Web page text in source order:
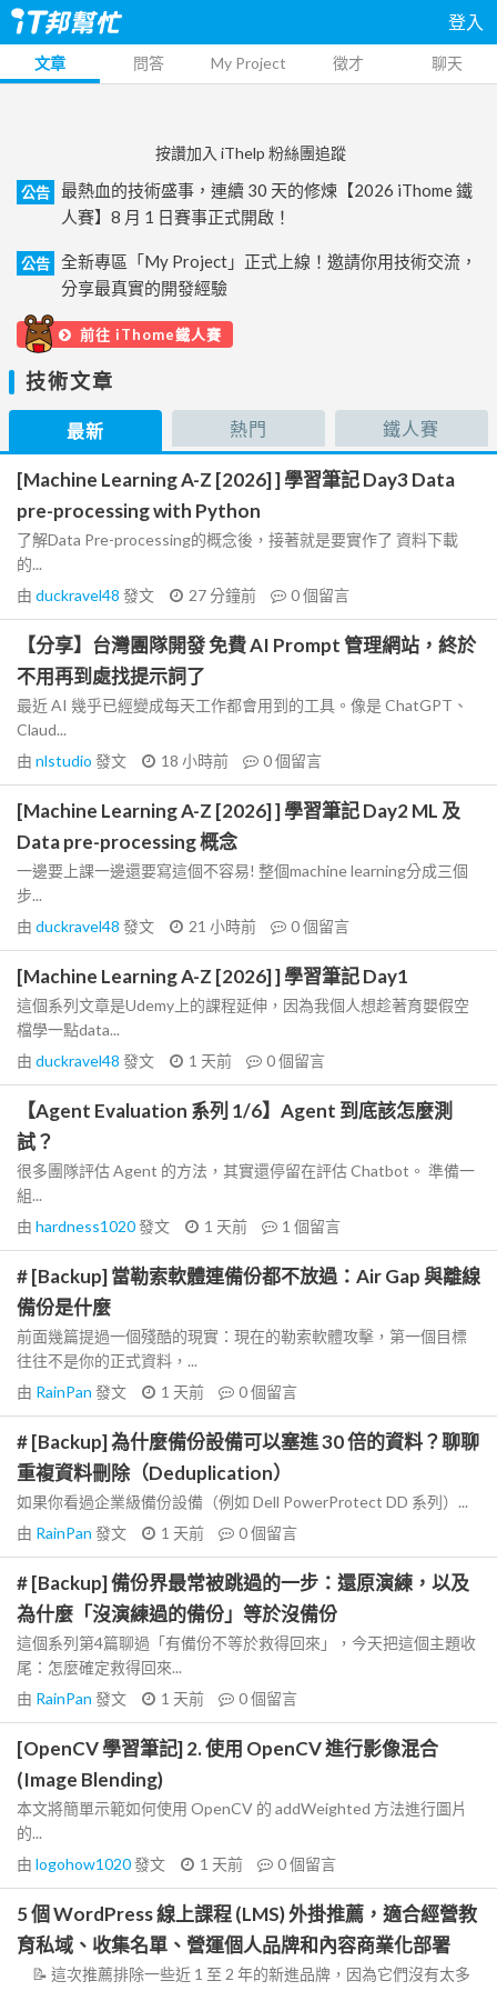
登入
文章 問答 My Project 徵才 聊天
按讚加入 iThelp 粉絲團追蹤
公告
最熱血的技術盛事，連續 30 天的修煉【2026 iThome 鐵
人賽】8 月 1 日賽事正式開啟！
公告
全新專區「My Project」正式上線！邀請你用技術交流，
分享最真實的開發經驗
前往 iThome鐵人賽
技術文章
最新 熱門 鐵人賽
[Machine Learning A-Z [2026] ] 學習筆記 Day3 Data
pre-processing with Python
了解Data Pre-processing的概念後，接著就是要實作了 資料下載
的...
由 duckravel48 發文 27 分鐘前 0個留言
【分享】台灣團隊開發 免費 AI Prompt 管理網站，終於
不用再到處找提示詞了
最近 AI 幾乎已經變成每天工作都會用到的工具。像是 ChatGPT、
Claud...
由 nlstudio 發文 18 小時前 0個留言
[Machine Learning A-Z [2026] ] 學習筆記 Day2 ML 及
Data pre-processing 概念
一邊要上課一邊還要寫這個不容易! 整個machine learning分成三個
步...
由 duckravel48 發文 21 小時前 0個留言
[Machine Learning A-Z [2026] ] 學習筆記 Day1
這個系列文章是Udemy上的課程延伸，因為我個人想趁著育嬰假空
檔學一點data...
由 duckravel48 發文 1 天前 0個留言
【Agent Evaluation 系列 1/6】Agent 到底該怎麼測
試？
很多團隊評估 Agent 的方法，其實還停留在評估 Chatbot。 準備一
組...
由 hardness1020發文 1 天前 1 個留言
# [Backup] 當勒索軟體連備份都不放過：Air Gap 與離線
備份是什麼
前面幾篇提過一個殘酷的現實：現在的勒索軟體攻擊，第一個目標
往往不是你的正式資料，...
由 RainPan 發文 1 天前 0個留言
# [Backup] 為什麼備份設備可以塞進 30 倍的資料？聊聊
重複資料刪除（Deduplication）
如果你看過企業級備份設備（例如 Dell PowerProtect DD 系列）...
由 RainPan 發文 1 天前 0個留言
# [Backup] 備份界最常被跳過的一步：還原演練，以及
為什麼「沒演練過的備份」等於沒備份
這個系列第4篇聊過「有備份不等於救得回來」，今天把這個主題收
尾：怎麼確定救得回來...
由 RainPan 發文 1 天前 0個留言
[OpenCV 學習筆記] 2. 使用 OpenCV 進行影像混合
(Image Blending)
本文將簡單示範如何使用 OpenCV 的 addWeighted 方法進行圖片
的...
由 logohow1020發文 1 天前 0個留言
5 個 WordPress 線上課程 (LMS) 外掛推薦，適合經營教
育私域、收集名單、營運個人品牌和內容商業化部署
📝 這次推薦排除一些近 1 至 2 年的新進品牌，因為它們沒有太多